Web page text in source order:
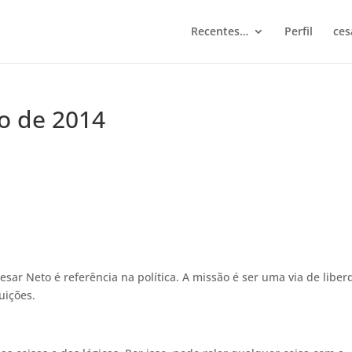
Recentes… Perfil
de 2014
Neto é referência na política. A missão é ser uma via de